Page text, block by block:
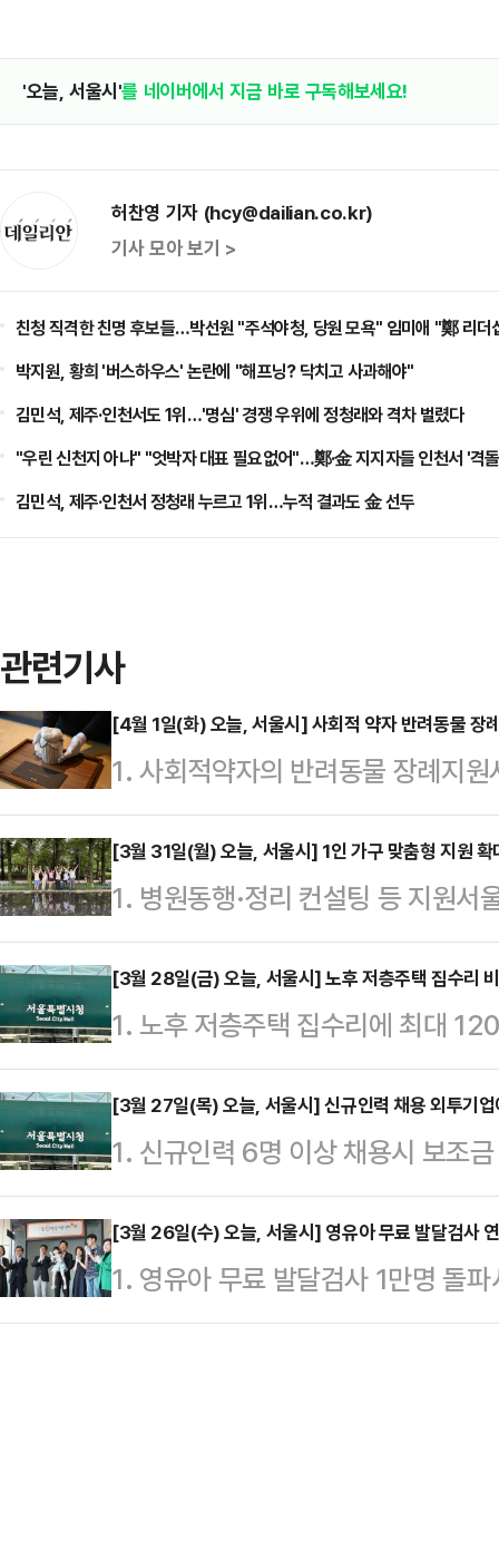
'오늘, 서울시'를 네이버에서 지금 바로 구독해보세요!
허찬영 기자 (hcy@dailian.co.kr)
기사 모아 보기 >
친청 직격한 친명 후보들…박선원 "주석야청, 당원 모욕" 임미애 "鄭 리더
박지원, 황희 '버스하우스' 논란에 "해프닝? 닥치고 사과해야"
김민석, 제주·인천서도 1위…'명심' 경쟁 우위에 정청래와 격차 벌렸다
"우린 신천지 아냐" "엇박자 대표 필요없어"…鄭·金 지지자들 인천서 '격
김민석, 제주·인천서 정청래 누르고 1위…누적 결과도 金 선두
관련기사
[4월 1일(화) 오늘, 서울시] 사회적 약자 반려동물 장
1. 사회적약자의 반려동물 장례지
정에서 경제적 부담을 덜어주기 위
업'을 한다고 1일 밝혔다.이달부터
차상위계층, 한부모가족은 마리당
비스를 받을 수 있다. 기본 장례서
봉안 및 인도 과정이 포함된다. 올
다.민간시설의 동물장례비는 마리
보호자 부담금 5만원과 서울시 …
[3월 31일(월) 오늘, 서울시] 1인 가구 맞춤형 지원 확
1. 병원동행·정리 컨설팅 등 지원서
도록 '정리 컨설팅'과 '병원동행 서
업을 가동한다고 31일 밝혔다.일상
리교실, 안심장비 지원, AI 기반 지
있다. 병원동행 서비스는 기존 주 2
능형 CCTV 1800대를 신설하고
한다.자립지원 분야로는 정리수납
가…
[3월 28일(금) 오늘, 서울시] 노후 저층주택 집수리
1. 노후 저층주택 집수리에 최대
주자를 위한 '안심 집수리 보조사업
다.지원 대상은 서울시 전역의 10
거 취약가구가 거주하는 주택, 반
된 옥탑방, 주택성능개선지원구역
단열·방수·창호·설비 등 내부 성능
전시설 설치, 내부 단차 제거·안전
취…
[3월 27일(목) 오늘, 서울시] 신규인력 채용 외투기
1. 신규인력 6명 이상 채용시 보조
인 투자기업 가운데 6명 이상을 신
27일 밝혔다. 8대 신성장동력산업
니스 서비스, 패션·디자인, 금융업,
투자 비율 30% 이상이면서 2024
[3월 26일(수) 오늘, 서울시] 영유아 무료 발달검사
1. 영유아 무료 발달검사 1만명 돌
연령을 확대하고, 검사 결과 도움·